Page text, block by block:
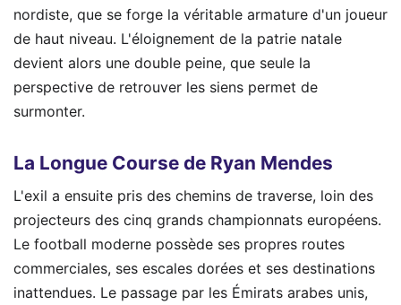
nordiste, que se forge la véritable armature d'un joueur
de haut niveau. L'éloignement de la patrie natale
devient alors une double peine, que seule la
perspective de retrouver les siens permet de
surmonter.
La Longue Course de Ryan Mendes
L'exil a ensuite pris des chemins de traverse, loin des
projecteurs des cinq grands championnats européens.
Le football moderne possède ses propres routes
commerciales, ses escales dorées et ses destinations
inattendues. Le passage par les Émirats arabes unis,